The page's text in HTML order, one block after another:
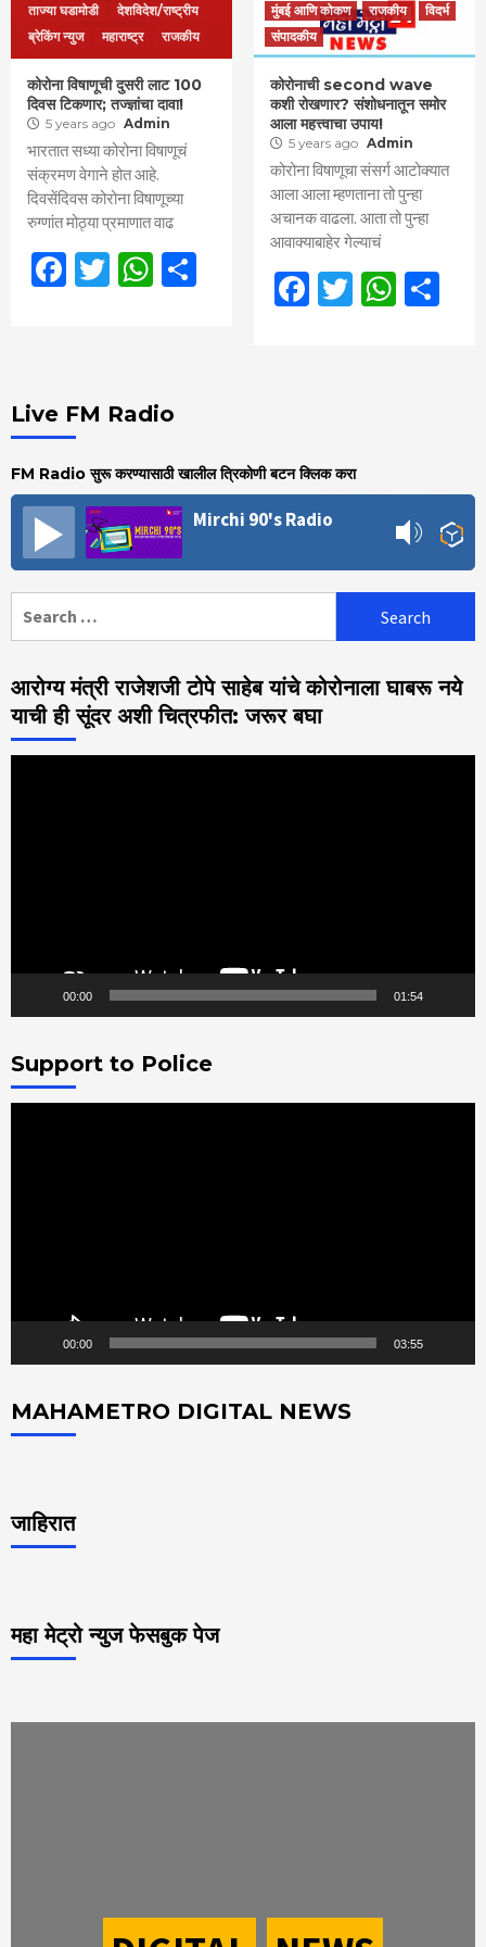
ताज्या घडामोडी
देशविदेश/राष्ट्रीय
ब्रेकिंग न्युज
महाराष्ट्र राजकीय
कोरोना विषाणूची दुसरी लाट 100
दिवस टिकणार; तज्ज्ञांचा दावा!
5 years ago Admin
भारतात सध्या कोरोना विषाणूचं
संक्रमण वेगाने होत आहे.
दिवसेंदिवस कोरोना विषाणूच्या
रुग्णांत मोठ्या प्रमाणात वाढ
Facebook
TwitterWhatsApp
Share
मुंबई आणि कोकण
राजकीय
विदर्भ
संपादकीय
कोरोनाची second wave
कशी रोखणार? संशोधनातून समोर
आला महत्त्वाचा उपाय!
5 years ago Admin
कोरोना विषाणूचा संसर्ग आटोक्यात
आला आला म्हणताना तो पुन्हा
अचानक वाढला. आता तो पुन्हा
आवाक्याबाहेर गेल्याचं
Facebook
Twitter
Live FM Radio
FM Radio सुरू करण्यासाठी खालील त्रिकोणी बटन क्लिक करा
Mirchi 90's Radio
आरोग्य मंत्री राजेशजी टोपे साहेब यांचे कोरोनाला घाबरू नये
याची ही सूंदर अशी चित्रफीत: जरूर बघा
00:00 01:54
Support to Police
00:00 03:55
MAHAMETRO DIGITAL NEWS
जाहिरात
महा मेट्रो न्युज फेसबुक पेज